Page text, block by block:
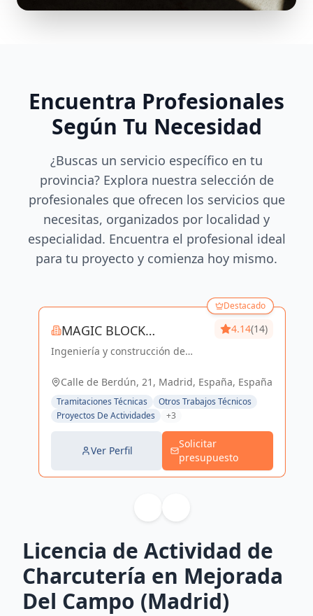
Encuentra Profesionales
Según Tu Necesidad
¿Buscas un servicio específico en tu
provincia? Explora nuestra selección de
profesionales que ofrecen los servicios que
necesitas, organizados por localidad y
especialidad. Encuentra el profesional ideal
para tu proyecto y comienza hoy mismo.
Destacado
MAGIC BLOCK
ENGINEERS
Ingeniería y construcción de
en Madrid y Sevilla La Nueva.
4.14(14)
Calle de Berdún, 21, Madrid, España, España
Tramitaciones Técnicas
Otros Trabajos Técnicos
Proyectos De Actividades
+3
Ver Perfil
Solicitar
presupuesto
Licencia de Actividad de
Charcutería en Mejorada
Del Campo (Madrid)